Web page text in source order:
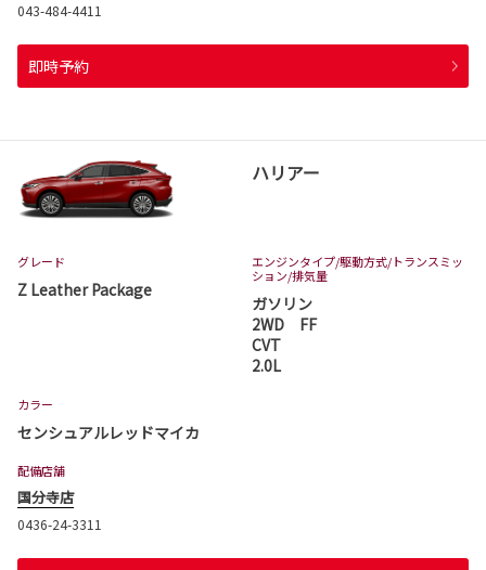
043-484-4411
即時予約
ハリアー
グレード
Z Leather Package
エンジンタイプ/駆動方式/トランスミッ
ション/排気量
ガソリン
2WD FF
CVT
2.0L
カラー
センシュアルレッドマイカ
配備店舗
国分寺店
0436-24-3311